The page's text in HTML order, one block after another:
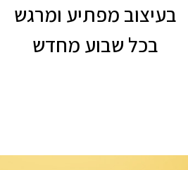
בעיצוב מפתיע ומרגש
בכל שבוע מחדש